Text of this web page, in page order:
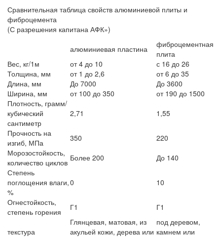
Сравнительная таблица свойств алюминиевой плиты и
фиброцемента
(С разрешения капитана АФК»)
алюминиевая пластина
фиброцементная
плита
Вес, кг/1м
от 4 до 10
с 16 до 26
Толщина, мм
от 1 до 2,6
от 6 до 35
Длина, мм
До 7000
До 3600
Ширина, мм
от 100 до 350
от 190 до 1500
Плотность, грамм/
кубический
сантиметр
2,71
1,55
Прочность на
изгиб, МПа
350
220
Морозостойкость,
количество циклов Более 200
До 140
Степень
поглощения влаги,
%
0
10
Огнестойкость,
степень горения
Г1 Г1
текстура
Глянцевая, матовая, из
акульей кожи, дерева или
под деревом,
камнем или